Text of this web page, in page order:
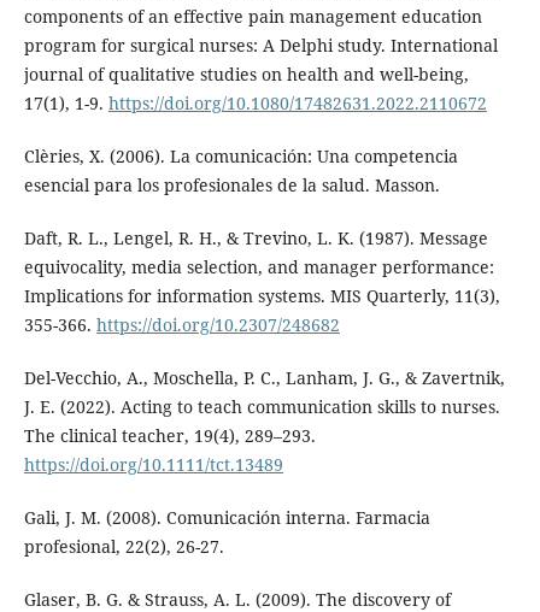
components of an effective pain management education
program for surgical nurses: A Delphi study. International
journal of qualitative studies on health and well-being,
17(1), 1-9. https://doi.org/10.1080/17482631.2022.2110672
Clèries, X. (2006). La comunicación: Una competencia
esencial para los profesionales de la salud. Masson.
Daft, R. L., Lengel, R. H., & Trevino, L. K. (1987). Message
equivocality, media selection, and manager performance:
Implications for information systems. MIS Quarterly, 11(3),
355-366. https://doi.org/10.2307/248682
Del-Vecchio, A., Moschella, P. C., Lanham, J. G., & Zavertnik,
J. E. (2022). Acting to teach communication skills to nurses.
The clinical teacher, 19(4), 289–293.
https://doi.org/10.1111/tct.13489
Gali, J. M. (2008). Comunicación interna. Farmacia
profesional, 22(2), 26-27.
Glaser, B. G. & Strauss, A. L. (2009). The discovery of